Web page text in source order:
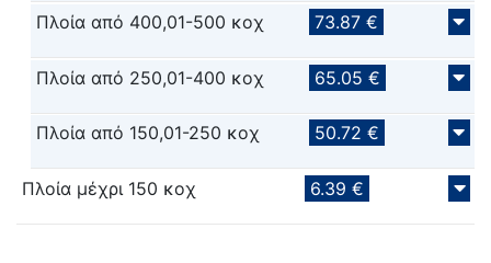
Πλοία από 400,01-500 κοχ 73.87 €
Πλοία από 250,01-400 κοχ 65.05 €
Πλοία από 150,01-250 κοχ 50.72 €
Πλοία μέχρι 150 κοχ 6.39 €